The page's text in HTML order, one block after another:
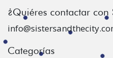
¿Quiéres contactar con
Categorías